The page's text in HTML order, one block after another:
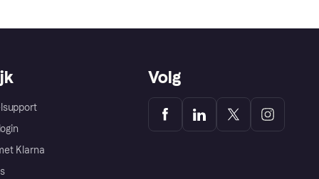
Klarna
Volg